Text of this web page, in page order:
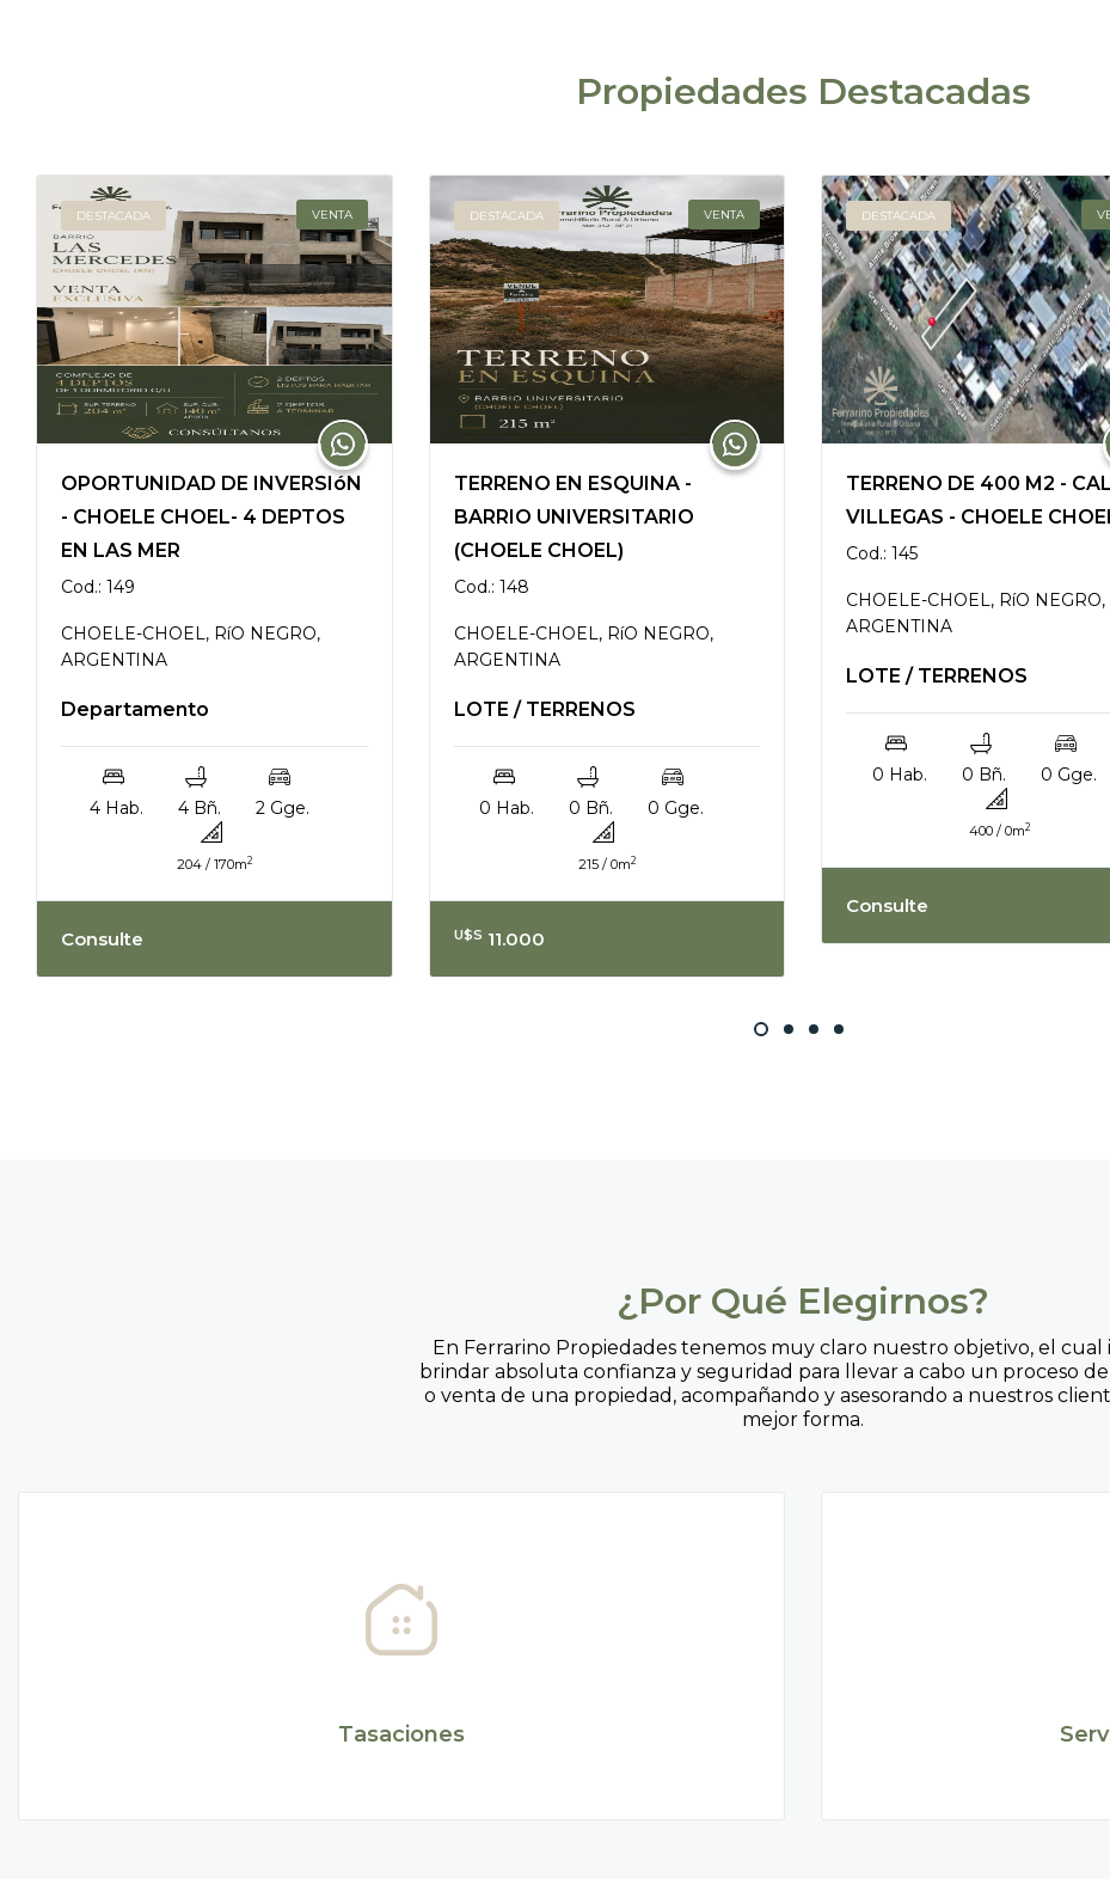
Propiedades Destacadas
DESTACADA VENTA
OPORTUNIDAD DE INVERSIóN
- CHOELE CHOEL- 4 DEPTOS
EN LAS MER
Cod.: 149
CHOELE-CHOEL, RíO NEGRO,
ARGENTINA
Departamento
4 Hab. 4 Bñ. 2 Gge.
204 / 170m2
Consulte
DESTACADA VENTA
TERRENO EN ESQUINA -
BARRIO UNIVERSITARIO
(CHOELE CHOEL)
Cod.: 148
CHOELE-CHOEL, RíO NEGRO,
ARGENTINA
LOTE / TERRENOS
0 Hab. 0 Bñ. 0 Gge.
215 / 0m2
U$S 11.000
DESTACADA
TERRENO DE 400 M2 -
VILLEGAS - CHOELE
Cod.: 145
CHOELE-CHOEL, RíO NEGRO,
ARGENTINA
LOTE / TERRENOS
0 Hab. 0 Bñ. 0 Gge.
400 / 0m2
Consulte
¿Por Qué Elegirnos?
En Ferrarino Propiedades tenemos muy claro nuestro objetivo, el cual
brindar absoluta confianza y seguridad para llevar a cabo un proceso
o venta de una propiedad, acompañando y asesorando a nuestros
mejor forma.
Tasaciones